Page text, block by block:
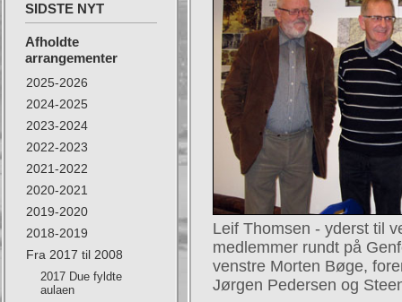
SIDSTE NYT
Afholdte
arrangementer
2025-2026
2024-2025
2023-2024
2022-2023
2021-2022
2020-2021
2019-2020
2018-2019
Fra 2017 til 2008
2017 Due fyldte
aulaen
Leif Thomsen - yderst til
medlemmer rundt på
venstre Morten Bøge,
Jørgen Pedersen og